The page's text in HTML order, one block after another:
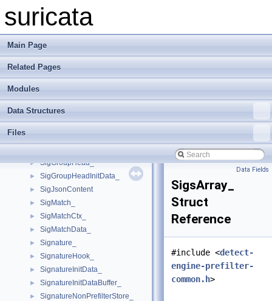
suricata
Main Page
Related Pages
Modules
Data Structures
Files
► SCSigTableAppLiteElmt
► SCTime_t
► SCTPChunkHdr_
► SCTPHdr_
► Sha256Type
► SidsArray
► SigGroupHead_
► SigGroupHeadInitData_
► SigJsonContent
► SigMatch_
► SigMatchCtx_
► SigMatchData_
► Signature_
► SignatureHook_
► SignatureInitData_
► SignatureInitDataBuffer_
► SignatureNonPrefilterStore_
Data Fields
SigsArray_
Struct
Reference
#include <detect-
engine-prefilter-
common.h>